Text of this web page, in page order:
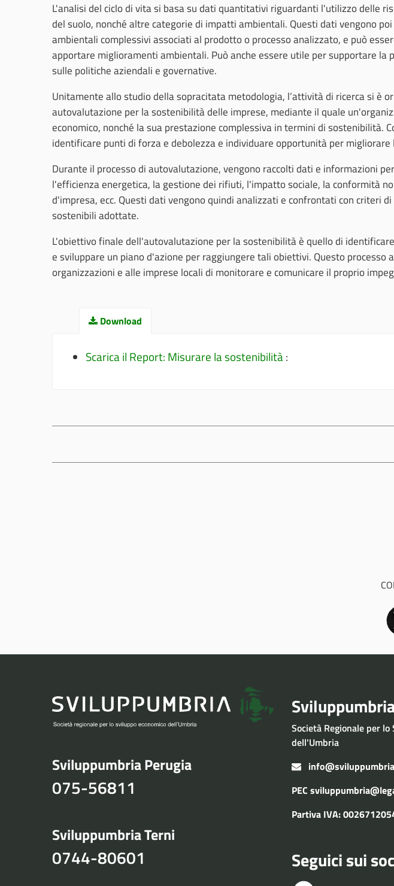
L'analisi del ciclo di vita si basa su dati quantitativi riguardanti l'utilizzo delle
del suolo, nonché altre categorie di impatti ambientali. Questi dati vengono
ambientali complessivi associati al prodotto o processo analizzato, e può
apportare miglioramenti ambientali. Può anche essere utile per supportare
sulle politiche aziendali e governative.
Unitamente allo studio della sopracitata metodologia, l’attività di ricerca si è
autovalutazione per la sostenibilità delle imprese, mediante il quale
economico, nonché la sua prestazione complessiva in termini di
identificare punti di forza e debolezza e individuare opportunità per
Durante il processo di autovalutazione, vengono raccolti dati e informazioni
l'efficienza energetica, la gestione dei rifiuti, l'impatto sociale, la conformità
d'impresa, ecc. Questi dati vengono quindi analizzati e confrontati con
sostenibili adottate.
L'obiettivo finale dell'autovalutazione per la sostenibilità è quello di
e sviluppare un piano d'azione per raggiungere tali obiettivi. Questo
organizzazioni e alle imprese locali di monitorare e comunicare il proprio
Download
Scarica il Report: Misurare la sostenibilità:
Sviluppumbria Perugia
075-56811
Sviluppumbria Terni
0744-80601
Società Regionale per
dell'Umbria
PEC
Partiva IVA:
Seguici sui